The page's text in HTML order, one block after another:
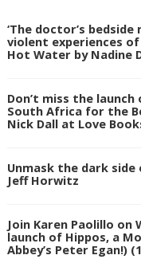
‘The doctor’s
violent experiences of
Hot Water by Nadine
Don’t miss the launch
South Africa for the
Nick Dall at Love
Unmask the dark
Jeff Horwitz
Join Karen Paolillo
launch of Hippos, a
Abbey’s Peter Egan!)